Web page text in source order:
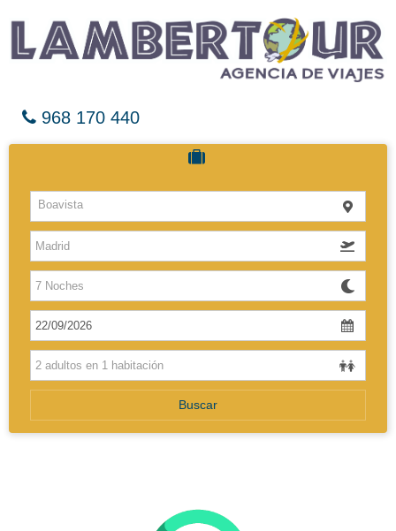
968 170 440
Hoteles
Vuelos
El Caribe
Europa
Africa
Boavista
Buscar